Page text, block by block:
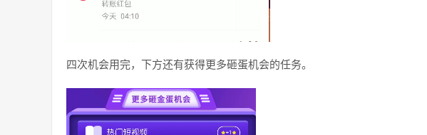
四次机会用完，下方还有获得更多砸蛋机会的任务。